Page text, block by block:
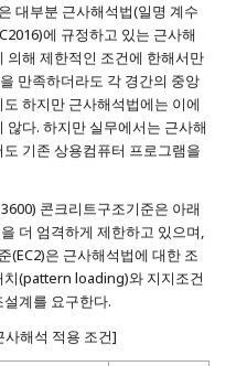
대부분 근사해석법(일명 계수
에 규정하고 있는 근사해
의해 제한적인 조건에 한해서만
만족하더라도 각 경간의 중앙
하지만 근사해석법에는 이에
다. 하지만 실무에서는 근사해
기존 상용컴퓨터 프로그램을
콘크리트구조기준은 아래
더 엄격하게 제한하고 있으며,
(EC2)은 근사해석법에 대한 조
치(pattern loading)와 지지조건
계를 요구한다.
해석 적용 조건]